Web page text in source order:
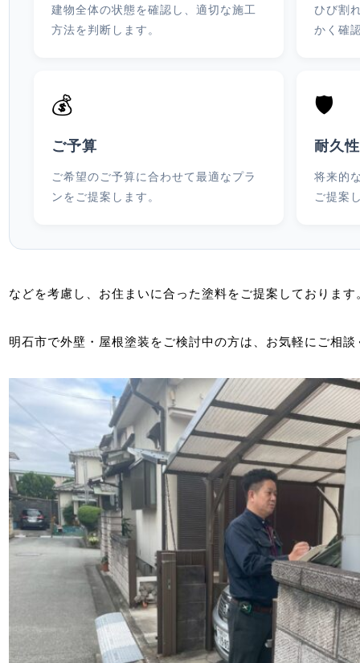
建物全体の状態を確認し、適切な施工
方法を判断します。
ひび割
かく確
💰
ご予算
ご希望のご予算に合わせて最適なプラ
ンをご提案します。
🛡️
耐久性
将来的
ご提案
などを考慮し、お住まいに合った塗料をご提案しております
明石市で外壁・屋根塗装をご検討中の方は、お気軽にご相談